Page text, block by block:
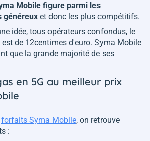
Mobile figure parmi les
généreux et donc les plus compétitifs.
idée, tous opérateurs confondus, le
de 12centimes d'euro. Syma Mobile
que la grande majorité de ses
en 5G au meilleur prix
forfaits Syma Mobile, on retrouve
: